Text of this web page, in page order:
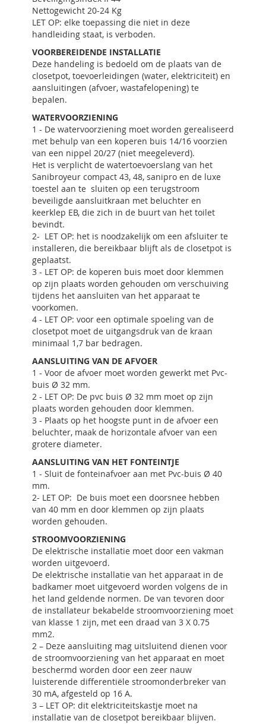
Nettogewicht 20-24 Kg
LET OP: elke toepassing die niet in deze
handleiding staat, is verboden.
VOORBEREIDENDE INSTALLATIE
Deze handeling is bedoeld om de plaats van de
closetpot, toevoerleidingen (water, elektriciteit) en
aansluitingen (afvoer, wastafelopening) te
bepalen.
WATERVOORZIENING
1 - De watervoorziening moet worden gerealiseerd
met behulp van een koperen buis 14/16 voorzien
van een nippel 20/27 (niet meegeleverd).
Het is verplicht de watertoevoerslang van het
Sanibroyeur compact 43, 48, sanipro en de luxe
toestel aan te sluiten op een terugstroom
beveiligde aansluitkraan met beluchter en
keerklep EB, die zich in de buurt van het toilet
bevindt.
2- LET OP: het is noodzakelijk om een afsluiter te
installeren, die bereikbaar blijft als de closetpot is
geplaatst.
3 - LET OP: de koperen buis moet door klemmen
op zijn plaats worden gehouden om verschuiving
tijdens het aansluiten van het apparaat te
voorkomen.
4 - LET OP: voor een optimale spoeling van de
closetpot moet de uitgangsdruk van de kraan
minimaal 1,7 bar bedragen.
AANSLUITING VAN DE AFVOER
1 - Voor de afvoer moet worden gewerkt met Pvc-
buis Ø 32 mm.
2 - LET OP: De pvc buis Ø 32 mm moet op zijn
plaats worden gehouden door klemmen.
3 - Plaats op het hoogste punt in de afvoer een
beluchter, maak de horizontale afvoer van een
grotere diameter.
AANSLUITING VAN HET FONTEINTJE
1 - Sluit de fonteinafvoer aan met Pvc-buis Ø 40
mm.
2- LET OP: De buis moet een doorsnee hebben
van 40 mm en door klemmen op zijn plaats
worden gehouden.
STROOMVOORZIENING
De elektrische installatie moet door een vakman
worden uitgevoerd.
De elektrische installatie van het apparaat in de
badkamer moet uitgevoerd worden volgens de in
het land geldende normen. De van tevoren door
de installateur bekabelde stroomvoorziening moet
van klasse 1 zijn, met een draad van 3 X 0.75
mm2.
2 – Deze aansluiting mag uitsluitend dienen voor
de stroomvoorziening van het apparaat en moet
beschermd worden door een zeer nauw
luisterende differentiële stroomonderbreker van
30 mA, afgesteld op 16 A.
3 – LET OP: dit elektriciteitskastje moet na
installatie van de closetpot bereikbaar blijven.